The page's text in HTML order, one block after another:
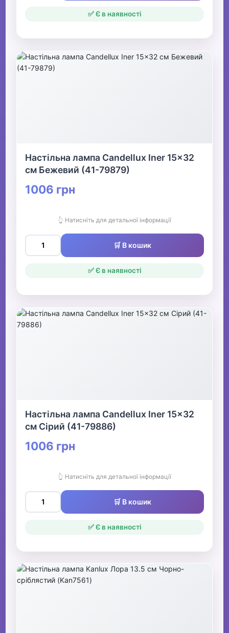
✅ Є в наявності
Настільна лампа Candellux Iner 15x32
см Бежевий (41-79879)
1006 грн
👆 Натисніть для детальної інформації
🛒 В кошик
✅ Є в наявності
Настільна лампа Candellux Iner 15x32
см Сірий (41-79886)
1006 грн
👆 Натисніть для детальної інформації
🛒 В кошик
✅ Є в наявності